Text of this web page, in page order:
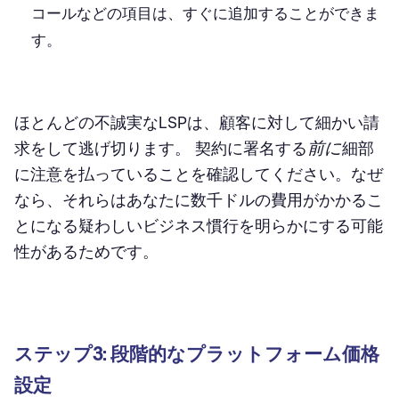
コールなどの項目は、すぐに追加することができま
す。
ほとんどの不誠実なLSPは、顧客に対して細かい請
求をして逃げ切ります。 契約に署名する前に細部
に注意を払っていることを確認してください。なぜ
なら、それらはあなたに数千ドルの費用がかかるこ
とになる疑わしいビジネス慣行を明らかにする可能
性があるためです。
ステップ3: 段階的なプラットフォーム価格
設定